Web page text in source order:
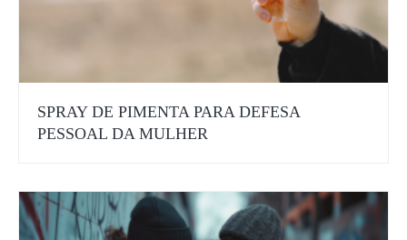
SPRAY DE PIMENTA PARA DEFESA
PESSOAL DA MULHER